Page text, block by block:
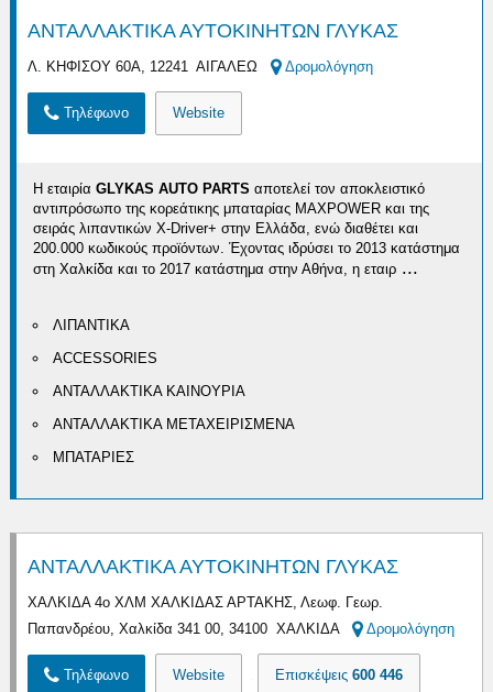
ΑΝΤΑΛΛΑΚΤΙΚΑ ΑΥΤΟΚΙΝΗΤΩΝ ΓΛΥΚΑΣ
Λ. ΚΗΦΙΣΟΥ 60Α, 12241 ΑΙΓΑΛΕΩ Δρομολόγηση
Τηλέφωνο Website
Η εταιρίαGLYKAS AUTO PARTSαποτελεί τον αποκλειστικό
αντιπρόσωπο της κορεάτικης μπαταρίας MAXPOWER και της
σειράς λιπαντικών X-Driver+ στην Ελλάδα, ενώ διαθέτει και
200.000 κωδικούς προϊόντων. Έχοντας ιδρύσει το 2013 κατάστημα
στη Χαλκίδα και το 2017 κατάστημα στην Αθήνα, η εταιρ ...
ΛΙΠΑΝΤΙΚΑ
ACCESSORIES
ΑΝΤΑΛΛΑΚΤΙΚΑ ΚΑΙΝΟΥΡΙΑ
ΑΝΤΑΛΛΑΚΤΙΚΑ ΜΕΤΑΧΕΙΡΙΣΜΕΝΑ
ΜΠΑΤΑΡΙΕΣ
ΑΝΤΑΛΛΑΚΤΙΚΑ ΑΥΤΟΚΙΝΗΤΩΝ ΓΛΥΚΑΣ
ΧΑΛΚΙΔΑ 4ο ΧΛΜ ΧΑΛΚΙΔΑΣ ΑΡΤΑΚΗΣ, Λεωφ. Γεωρ.
Παπανδρέου, Χαλκίδα 341 00, 34100 ΧΑΛΚΙΔΑ
Δρομολόγηση
Τηλέφωνο Website Επισκέψεις600 446